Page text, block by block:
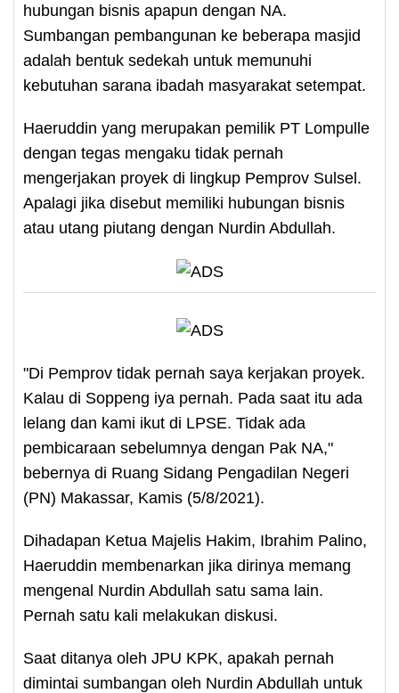
hubungan bisnis apapun dengan NA.
Sumbangan pembangunan ke beberapa masjid
adalah bentuk sedekah untuk memunuhi
kebutuhan sarana ibadah masyarakat setempat.
Haeruddin yang merupakan pemilik PT Lompulle
dengan tegas mengaku tidak pernah
mengerjakan proyek di lingkup Pemprov Sulsel.
Apalagi jika disebut memiliki hubungan bisnis
atau utang piutang dengan Nurdin Abdullah.
"Di Pemprov tidak pernah saya kerjakan proyek.
Kalau di Soppeng iya pernah. Pada saat itu ada
lelang dan kami ikut di LPSE. Tidak ada
pembicaraan sebelumnya dengan Pak NA,"
bebernya di Ruang Sidang Pengadilan Negeri
(PN) Makassar, Kamis (5/8/2021).
Dihadapan Ketua Majelis Hakim, Ibrahim Palino,
Haeruddin membenarkan jika dirinya memang
mengenal Nurdin Abdullah satu sama lain.
Pernah satu kali melakukan diskusi.
Saat ditanya oleh JPU KPK, apakah pernah
dimintai sumbangan oleh Nurdin Abdullah untuk